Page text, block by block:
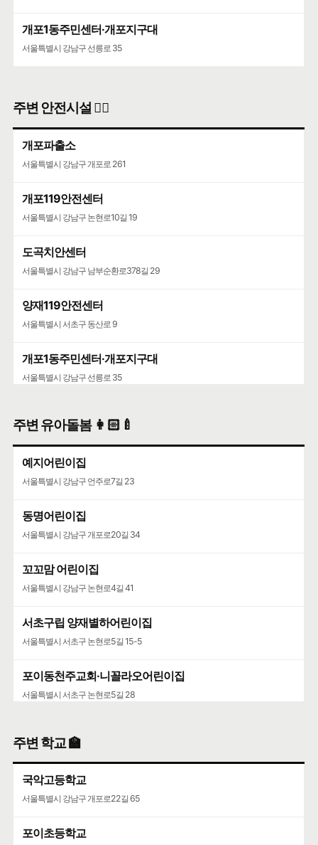
개포1동주민센터·개포지구대
서울특별시 강남구 선릉로 35
주변 안전시설 👮‍♀️
개포파출소
서울특별시 강남구 개포로 261
개포119안전센터
서울특별시 강남구 논현로10길 19
도곡치안센터
서울특별시 강남구 남부순환로378길 29
양재119안전센터
서울특별시 서초구 동산로 9
개포1동주민센터·개포지구대
서울특별시 강남구 선릉로 35
주변 유아돌봄 👩🏻‍🍼
예지어린이집
서울특별시 강남구 언주로7길 23
동명어린이집
서울특별시 강남구 개포로20길 34
꼬꼬맘 어린이집
서울특별시 강남구 논현로4길 41
서초구립 양재별하어린이집
서울특별시 서초구 논현로5길 15-5
포이동천주교회·니꼴라오어린이집
서울특별시 서초구 논현로5길 28
서울특별시 서초구 언남16길 37
주변 학교 🏫
국악고등학교
서울특별시 강남구 개포로22길 65
포이초등학교